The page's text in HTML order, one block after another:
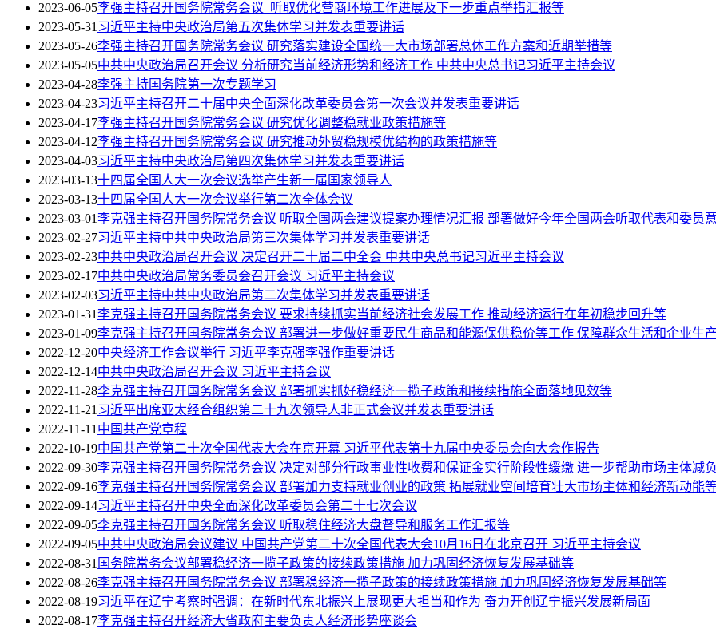
2023-06-05李强主持召开国务院常务会议 听取优化营商环境工作进展及下一步重点举措汇报等
2023-05-31习近平主持中央政治局第五次集体学习并发表重要讲话
2023-05-26李强主持召开国务院常务会议 研究落实建设全国统一大市场部署总体工作方案和近期举措等
2023-05-05中共中央政治局召开会议 分析研究当前经济形势和经济工作 中共中央总书记习近平主持会议
2023-04-28李强主持国务院第一次专题学习
2023-04-23习近平主持召开二十届中央全面深化改革委员会第一次会议并发表重要讲话
2023-04-17李强主持召开国务院常务会议 研究优化调整稳就业政策措施等
2023-04-12李强主持召开国务院常务会议 研究推动外贸稳规模优结构的政策措施等
2023-04-03习近平主持中央政治局第四次集体学习并发表重要讲话
2023-03-13十四届全国人大一次会议选举产生新一届国家领导人
2023-03-13十四届全国人大一次会议举行第二次全体会议
2023-03-01李克强主持召开国务院常务会议 听取全国两会建议提案办理情况汇报 部署做好今年全国两会听取代表和委员
2023-02-27习近平主持中共中央政治局第三次集体学习并发表重要讲话
2023-02-23中共中央政治局召开会议 决定召开二十届二中全会 中共中央总书记习近平主持会议
2023-02-17中共中央政治局常务委员会召开会议 习近平主持会议
2023-02-03习近平主持中共中央政治局第二次集体学习并发表重要讲话
2023-01-31李克强主持召开国务院常务会议 要求持续抓实当前经济社会发展工作 推动经济运行在年初稳步回升等
2023-01-09李克强主持召开国务院常务会议 部署进一步做好重要民生商品和能源保供稳价等工作 保障群众生活和企业生
2022-12-20中央经济工作会议举行 习近平李克强李强作重要讲话
2022-12-14中共中央政治局召开会议 习近平主持会议
2022-11-28李克强主持召开国务院常务会议 部署抓实抓好稳经济一揽子政策和接续措施全面落地见效等
2022-11-21习近平出席亚太经合组织第二十九次领导人非正式会议并发表重要讲话
2022-11-11中国共产党章程
2022-10-19中国共产党第二十次全国代表大会在京开幕 习近平代表第十九届中央委员会向大会作报告
2022-09-30李克强主持召开国务院常务会议 决定对部分行政事业性收费和保证金实行阶段性缓缴 进一步帮助市场主体减
2022-09-16李克强主持召开国务院常务会议 部署加力支持就业创业的政策 拓展就业空间培育壮大市场主体和经济新动能
2022-09-14习近平主持召开中央全面深化改革委员会第二十七次会议
2022-09-05李克强主持召开国务院常务会议 听取稳住经济大盘督导和服务工作汇报等
2022-09-05中共中央政治局会议建议 中国共产党第二十次全国代表大会10月16日在北京召开 习近平主持会议
2022-08-31 国务院常务会议部署稳经济一揽子政策的接续政策措施 加力巩固经济恢复发展基础等
2022-08-26李克强主持召开国务院常务会议 部署稳经济一揽子政策的接续政策措施 加力巩固经济恢复发展基础等
2022-08-19习近平在辽宁考察时强调：在新时代东北振兴上展现更大担当和作为 奋力开创辽宁振兴发展新局面
2022-08-17李克强主持召开经济大省政府主要负责人经济形势座谈会